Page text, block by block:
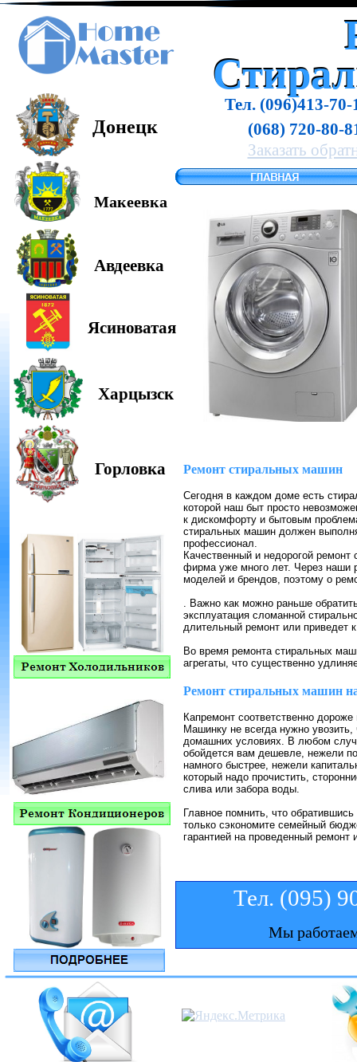
Донецк
Мы
Ремонт стиральных машин
Сегодня в каждом доме есть
которой наш быт просто
к дискомфорту и бытовым
стиральных машин должен
профессионал.
Качественный и недорогой
фирма уже много лет. Через наши
моделей и брендов, поэтому о
. Важно как можно раньше
эксплуатация сломанной
длительный ремонт или приведет
Во время ремонта стиральных
агрегаты, что существенно
Ремонт стиральных машин
Капремонт соответственно
Машинку не всегда нужно
домашних условиях. В любом
обойдется вам дешевле, нежели
намного быстрее, нежели
который надо прочистить,
слива или забора воды.
Главное помнить, что
только сэкономите семейный
гарантией на проведенный ремонт
Заказать
Макеевка
Авдеевка
Ясиноватая
Харцызск
Тел. (096)413-70-
Горловка
(068) 720-80-
Тел. (095)